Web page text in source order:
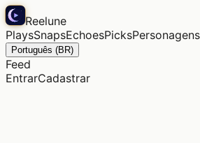
Reelune
PlaysSnapsEchoesPicksPersonagens
Português (BR)
Feed
EntrarCadastrar